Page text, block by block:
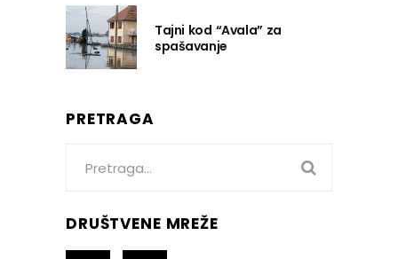
Tajni kod “Avala” za
spašavanje
PRETRAGA
DRUŠTVENE MREŽE